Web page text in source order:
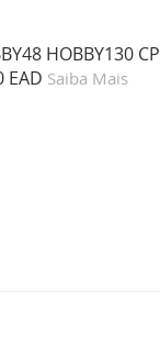
HOBBY130
EAD Saiba Mais